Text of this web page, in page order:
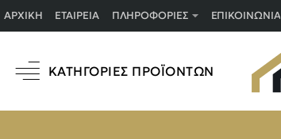
ΑΡΧΙΚΉ ΕΤΑΙΡΕΊΑ ΠΛΗΡΟΦΟΡΊΕΣ ΕΠΙΚΟΙΝΩΝΊΑ
ΚΑΤΗΓΟΡΊΕΣ ΠΡΟΪΌΝΤΩΝ